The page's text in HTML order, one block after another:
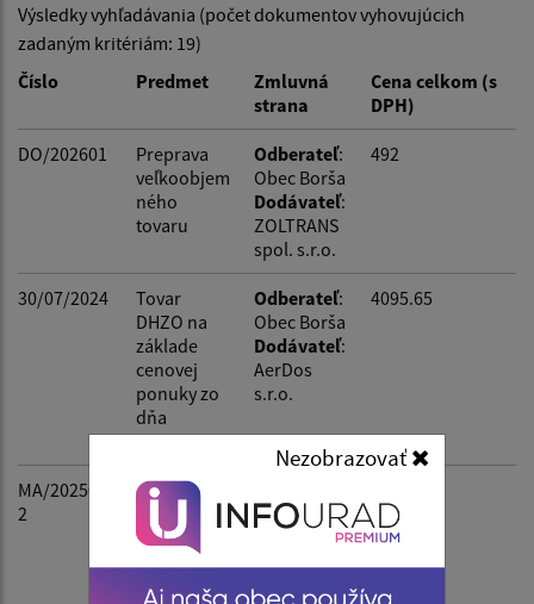
Dátum zverejnenia od:
Dátum zverejnenia do:
Suma do:
Filtrovať
Výsledky vyhľadávania (počet dokumentov vyhovujúcich
zadaným kritériám: 19)
Číslo
Predmet
Zmluvná
strana
Cena celkom (s
DPH)
DO/202601
Preprava
veľkoobjem
ného
tovaru
Odberateľ:
Obec Borša
Dodávateľ:
ZOLTRANS
spol. s.r.o.
492
30/07/2024
Tovar
DHZO na
základe
cenovej
ponuky zo
dňa
25.7.2024
Odberateľ:
Obec Borša
Dodávateľ:
AerDos
s.r.o.
4095.65
MA/202500
2
Tovar
základe
ponuky zo
Obec Borša
Dodávateľ:
Nezobrazovať